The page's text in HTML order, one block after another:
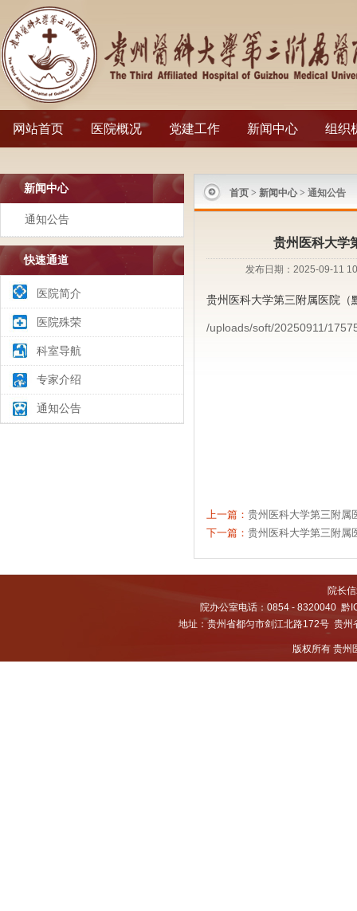
网站首页 医院概况 党建工作 新闻中心 组织
新闻中心
通知公告
快速通道
医院简介
医院殊荣
科室导航
专家介绍
通知公告
首页 > 新闻中心 > 通知公告
贵州医科大学
发布日期：2025-09-11
贵州医科大学第三附属医院
/uploads/soft/20250911/
上一篇： 贵州医科大学第三附属
下一篇： 贵州医科大学第三附属
院长
院办公室电话：0854 - 8320040黔
地址：贵州省都匀市剑江北路172号 贵
版权所有 贵州